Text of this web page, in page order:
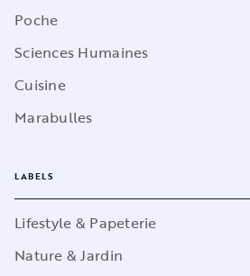
Poche
Sciences Humaines
Cuisine
Marabulles
LABELS
Lifestyle & Papeterie
Nature & Jardin